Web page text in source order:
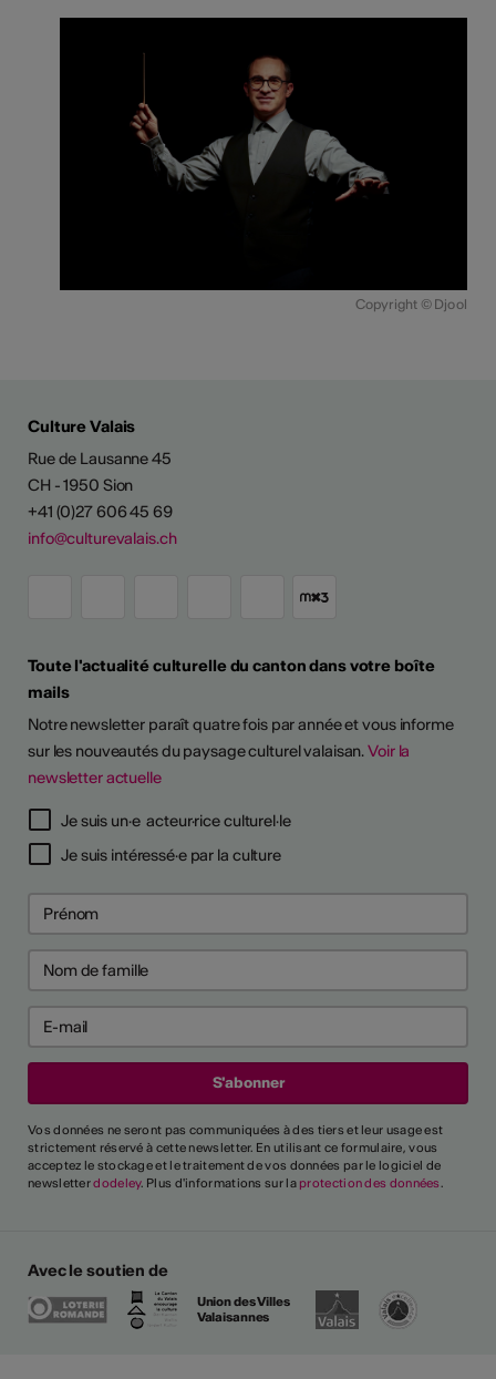
D'ARTISTES
Copyright © Djool
Culture Valais
Rue de Lausanne 45
CH - 1950 Sion
+41 (0)27 606 45 69
info@culturevalais.ch
Toute l'actualité culturelle du canton dans votre boîte
mails
Notre newsletter paraît quatre fois par année et vous informe
sur les nouveautés du paysage culturel valaisan.Voir la
newsletter actuelle
Je suis un·e acteur·rice culturel·le
Je suis intéressé·e par la culture
Vos données ne seront pas communiquées à des tiers et leur usage est
strictement réservé à cette newsletter. En utilisant ce formulaire, vous
acceptez le stockage et le traitement de vos données par le logiciel de
newsletterdodeley. Plus d'informations sur la protection des données.
Avec le soutien de
Union des Villes
Valaisannes